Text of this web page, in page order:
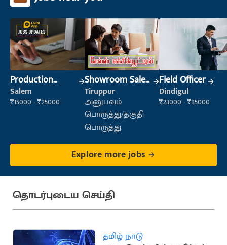
Production
Supervisor
Salem
₹15000 - ₹25000
Showroom Sales
Executive (Retail
Sales)
Tiruppur
அனுபவம்
பொருத்து/தகுதி
பொருத்து
Field Officer
Dindigul
₹23000 - ₹35000
Explore more jobs
தொடர்புடைய செய்தி
தமிழ் நாடு